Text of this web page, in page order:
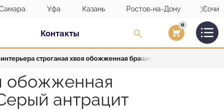
Уфа Казань Ростов-на-Дону Сочи
Контакты Вход/
0
строганая хвоя обожженная брашированная
обожженная
антрацит